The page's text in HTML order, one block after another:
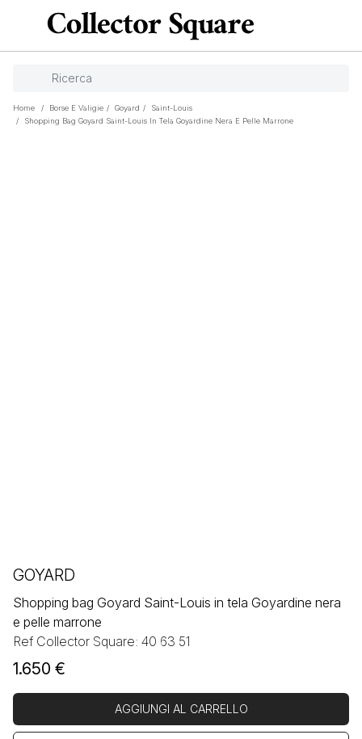
Home / Borse E Valigie / Goyard /
Saint-Louis
/
Shopping Bag Goyard Saint-Louis In Tela Goyardine Nera E Pelle Marrone
GOYARD
Shopping bag Goyard Saint-Louis in tela Goyardine nera
e pelle marrone
Ref Collector Square: 40 63 51
1.650 €
AGGIUNGI AL CARRELLO